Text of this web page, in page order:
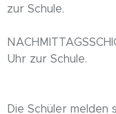
zur Schule.
Uhr zur Schule.
Die Schüler